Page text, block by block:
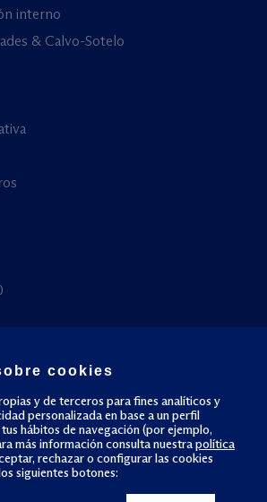
interno
& Calvo-Sotelo
reservados
Política de cookies
cookies
y de terceros para fines analíticos y
personalizada en base a un perfil
hábitos de navegación (por ejemplo,
más información consulta nuestrapolítica
rechazar o configurar las cookies
siguientes botones: